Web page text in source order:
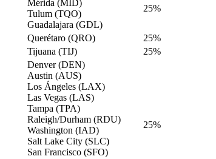
Mérida (MID)
Tulum (TQO)
Guadalajara (GDL)
25%
Querétaro (QRO)
25%
Tijuana (TIJ) 25%
Denver (DEN)
Austin (AUS)
Los Ángeles (LAX)
Las Vegas (LAS)
Tampa (TPA)
Raleigh/Durham (RDU)
Washington (IAD)
Salt Lake City (SLC)
San Francisco (SFO)
25%